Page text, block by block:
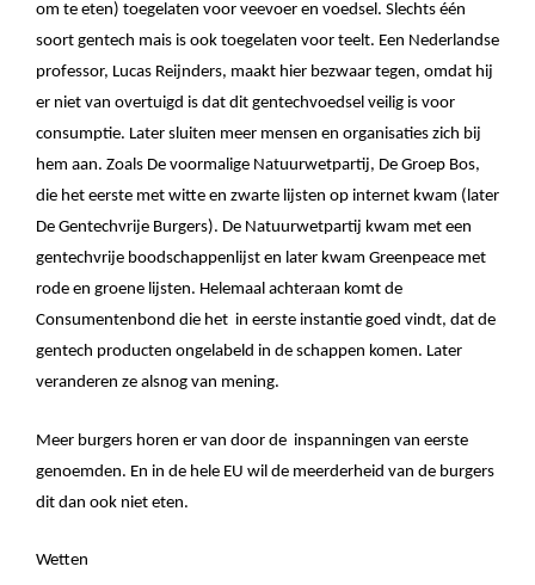
om te eten) toegelaten voor veevoer en voedsel. Slechts één
soort gentech mais is ook toegelaten voor teelt. Een Nederlandse
professor, Lucas Reijnders, maakt hier bezwaar tegen, omdat hij
er niet van overtuigd is dat dit gentechvoedsel veilig is voor
consumptie. Later sluiten meer mensen en organisaties zich bij
hem aan. Zoals De voormalige Natuurwetpartij, De Groep Bos,
die het eerste met witte en zwarte lijsten op internet kwam (later
De Gentechvrije Burgers). De Natuurwetpartij kwam met een
gentechvrije boodschappenlijst en later kwam Greenpeace met
rode en groene lijsten. Helemaal achteraan komt de
Consumentenbond die het in eerste instantie goed vindt, dat de
gentech producten ongelabeld in de schappen komen. Later
veranderen ze alsnog van mening.
Meer burgers horen er van door de inspanningen van eerste
genoemden. En in de hele EU wil de meerderheid van de burgers
dit dan ook niet eten.
Wetten